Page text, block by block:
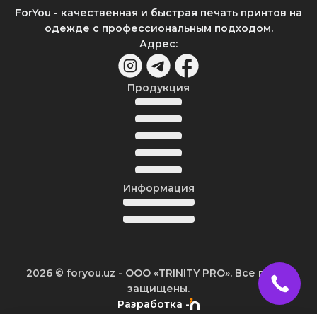
ForYou - качественная и быстрая печать принтов на
одежде с профессиональным подходом.
Адрес:
Продукция
Информация
2026 © foryou.uz - ООО «TRINITY PRO». Все права
защищены.
Разработка -